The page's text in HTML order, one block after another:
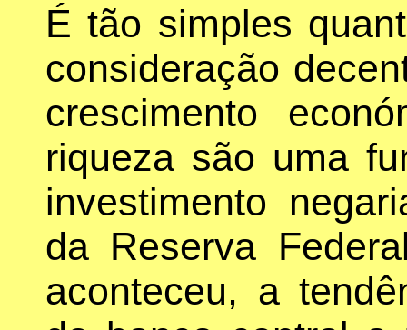
É tão simples
consideração
crescimento
riqueza são uma
investimento
da Reserva
aconteceu, a